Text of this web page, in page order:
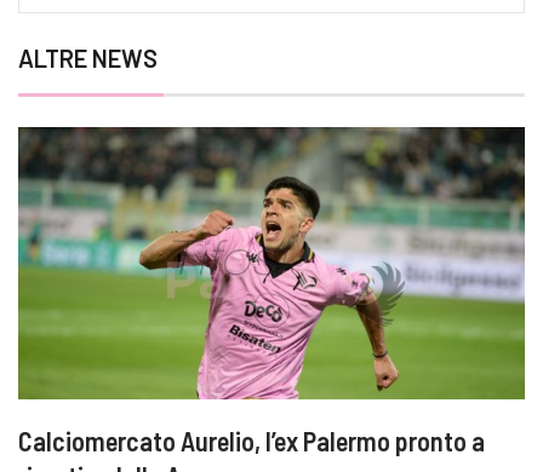
ALTRE NEWS
Calciomercato Aurelio, l’ex Palermo pronto a